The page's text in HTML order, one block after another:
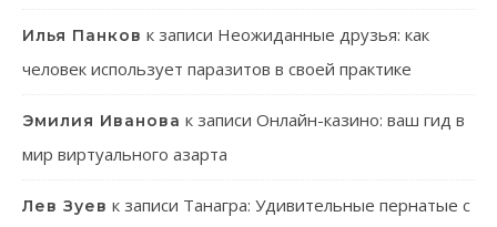
Илья Панков к записи Неожиданные друзья: как
человек использует паразитов в своей практике
Эмилия Иванова к записи Онлайн-казино: ваш гид в
мир виртуального азарта
Лев Зуев к записи Танагра: Удивительные пернатые с